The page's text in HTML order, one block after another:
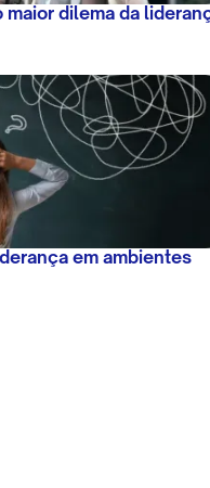
dilema da
em ambientes